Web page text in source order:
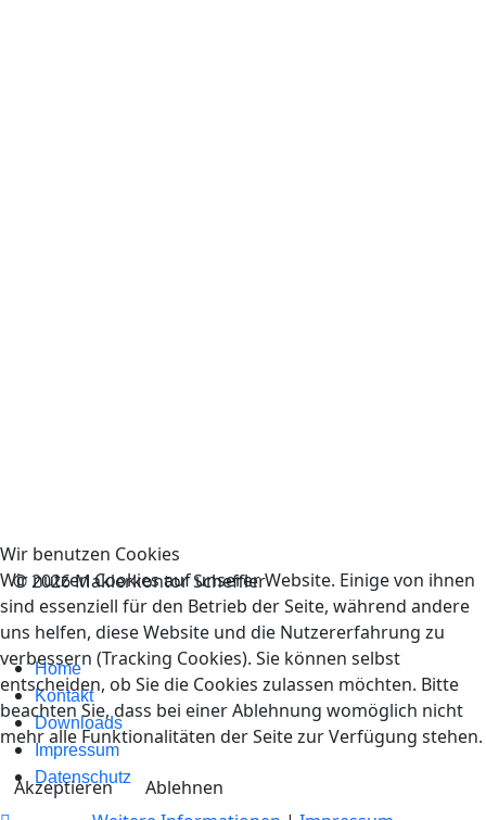
© 2026 Maklerkontor Scheffler
Home
Kontakt
Downloads
Impressum
Datenschutz
Wir benutzen Cookies
Wir nutzen Cookies auf unserer Website. Einige von ihnen
sind essenziell für den Betrieb der Seite, während andere
uns helfen, diese Website und die Nutzererfahrung zu
verbessern (Tracking Cookies). Sie können selbst
entscheiden, ob Sie die Cookies zulassen möchten. Bitte
beachten Sie, dass bei einer Ablehnung womöglich nicht
mehr alle Funktionalitäten der Seite zur Verfügung stehen.
Akzeptieren
Ablehnen